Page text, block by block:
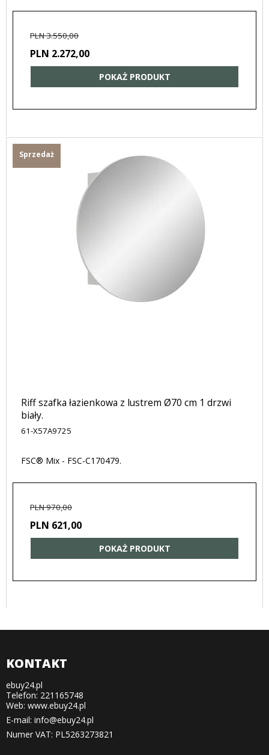
PLN 3.550,00
PLN 2.272,00
POKAŻ PRODUKT
Sprzedaż
Riff szafka łazienkowa z lustrem Ø70 cm 1 drzwi
biały.
61-X57A9725
FSC® Mix - FSC-C170479.
PLN 970,00
PLN 621,00
POKAŻ PRODUKT
KONTAKT
ebuy24.pl
Telefon: 221165748
Web: www.ebuy24.pl
E-mail: info@ebuy24.pl
Numer VAT: PL5263273821